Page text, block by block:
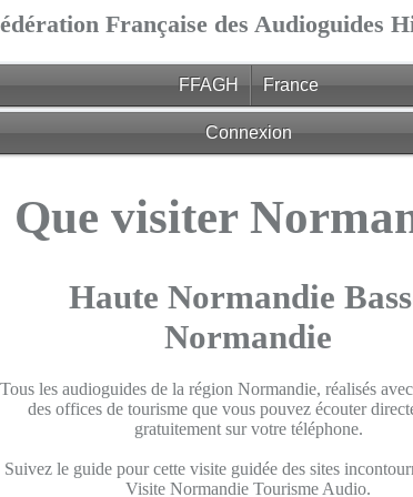
Française des Audioguides
FFAGH France
Connexion
Que visiter
Haute Normandie
Normandie
Tous les audioguides de la région Normandie, réalisés
des offices de tourisme que vous pouvez écouter
gratuitement sur votre téléphone.
Suivez le guide pour cette visite guidée des sites
Visite Normandie Tourisme Audio.